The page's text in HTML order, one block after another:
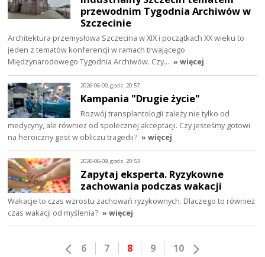
przewodnim Tygodnia Archiwów w
Szczecinie
Architektura przemysłowa Szczecina w XIX i początkach XX wieku to
jeden z tematów konferencji w ramach trwającego
Międzynarodowego Tygodnia Archiwów. Czy… » więcej
2026-06-09, godz. 20:57
Kampania "Drugie życie"
Rozwój transplantologii zależy nie tylko od
medycyny, ale również od społecznej akceptacji. Czy jesteśmy gotowi
na heroiczny gest w obliczu tragedii? » więcej
2026-06-09, godz. 20:53
Zapytaj eksperta. Ryzykowne
zachowania podczas wakacji
Wakacje to czas wzrostu zachowań ryzykownych. Dlaczego to również
czas wakacji od myślenia? » więcej
6 7 8 9 10